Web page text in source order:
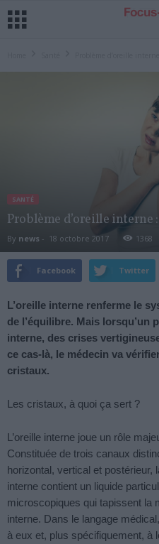
SANTÉ
Problème d’oreille interne
By news - 18 octobre 2017 1368
Facebook Twitter
L’oreille interne renferme le
de l’équilibre. Mais lorsqu’un
interne, des crises
ce cas-là, le médecin va
cristaux.
Les cristaux, à quoi ça sert ?
L’oreille interne joue un rôle
Constituée de trois canaux
horizontal, vertical et postérieur,
interne contient un liquide
microscopiques qui tapissent la
interne. Dans le langage
à eux et, plus spécifiquement, à